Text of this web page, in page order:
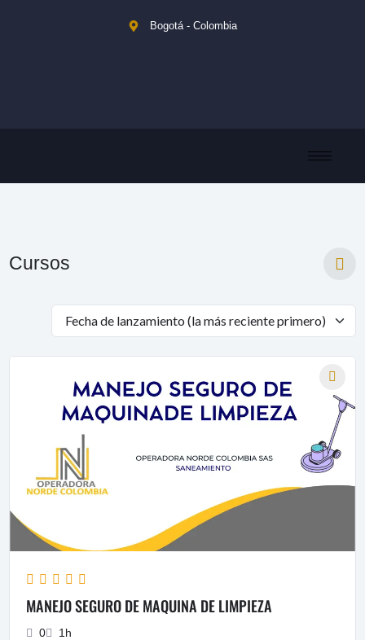
Bogotá - Colombia
Cursos
MANEJO SEGURO DE MAQUINA DE LIMPIEZA
0 1h